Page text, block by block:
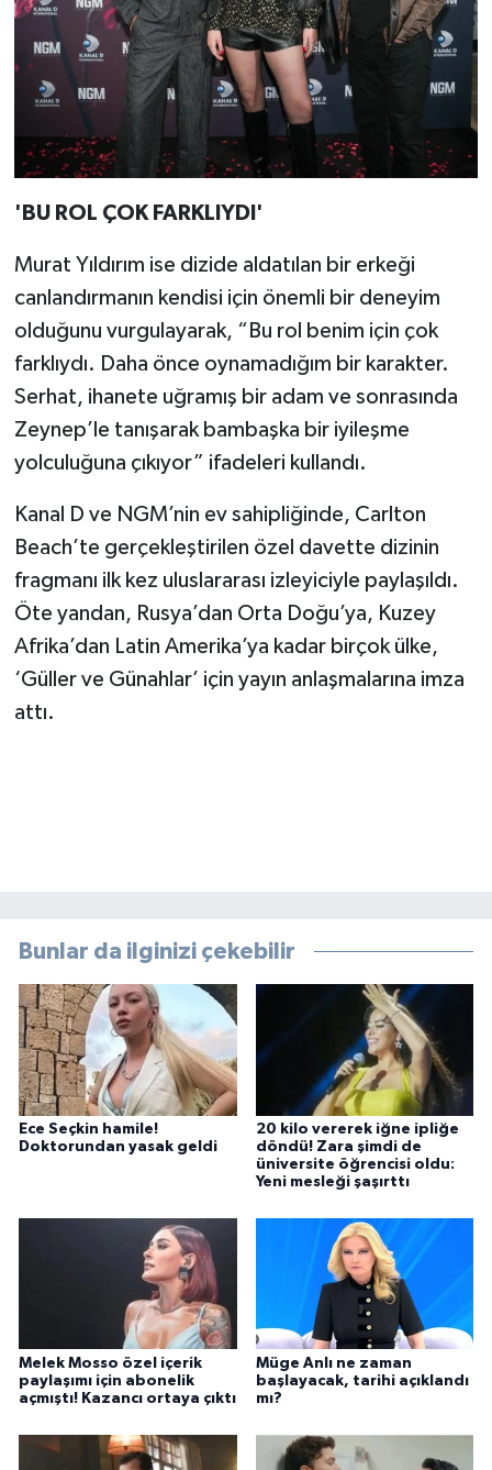
'BU ROL ÇOK FARKLIYDI'
Murat Yıldırım ise dizide aldatılan bir erkeği
canlandırmanın kendisi için önemli bir deneyim
olduğunu vurgulayarak, “Bu rol benim için çok
farklıydı. Daha önce oynamadığım bir karakter.
Serhat, ihanete uğramış bir adam ve sonrasında
Zeynep’le tanışarak bambaşka bir iyileşme
yolculuğuna çıkıyor” ifadeleri kullandı.
Kanal D ve NGM’nin ev sahipliğinde, Carlton
Beach’te gerçekleştirilen özel davette dizinin
fragmanı ilk kez uluslararası izleyiciyle paylaşıldı.
Öte yandan, Rusya’dan Orta Doğu’ya, Kuzey
Afrika’dan Latin Amerika’ya kadar birçok ülke,
‘Güller ve Günahlar’ için yayın anlaşmalarına imza
attı.
Bunlar da ilginizi çekebilir
Ece Seçkin hamile!
Doktorundan yasak geldi
20 kilo vererek iğne ipliğe
döndü! Zara şimdi de
üniversite öğrencisi oldu:
Yeni mesleği şaşırttı
Melek Mosso özel içerik
paylaşımı için abonelik
açmıştı! Kazancı ortaya çıktı
Müge Anlı ne zaman
başlayacak, tarihi açıklandı
mı?